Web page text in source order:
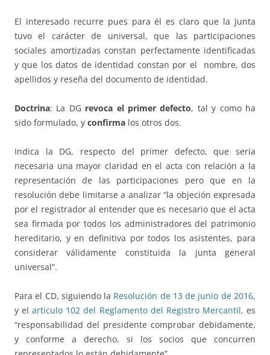
El interesado recurre pues para él es claro que la Junta
tuvo el carácter de universal, que las participaciones
sociales amortizadas constan perfectamente identificadas
y que los datos de identidad constan por el nombre, dos
apellidos y reseña del documento de identidad.
Doctrina: La DG revoca el primer defecto, tal y como ha
sido formulado, y confirma los otros dos.
Indica la DG, respecto del primer defecto, que sería
necesaria una mayor claridad en el acta con relación a la
representación de las participaciones pero que en la
resolución debe limitarse a analizar “la objeción expresada
por el registrador al entender que es necesario que el acta
sea firmada por todos los administradores del patrimonio
hereditario, y en definitiva por todos los asistentes, para
considerar válidamente constituida la junta general
universal”.
Para el CD, siguiendo la Resolución de 13 de junio de 2016,
y elartículo 102 del Reglamento del Registro Mercantil, es
“responsabilidad del presidente comprobar debidamente,
y conforme a derecho, si los socios que concurren